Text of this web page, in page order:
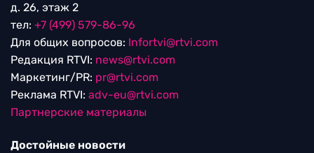
д. 26, этаж 2
тел: +7 (499) 579-86-96
Для общих вопросов: Infortvi@rtvi.com
Редакция RTVI: news@rtvi.com
Маркетинг/PR: pr@rtvi.com
Реклама RTVI: adv-eu@rtvi.com
Партнерские материалы
Достойные новости